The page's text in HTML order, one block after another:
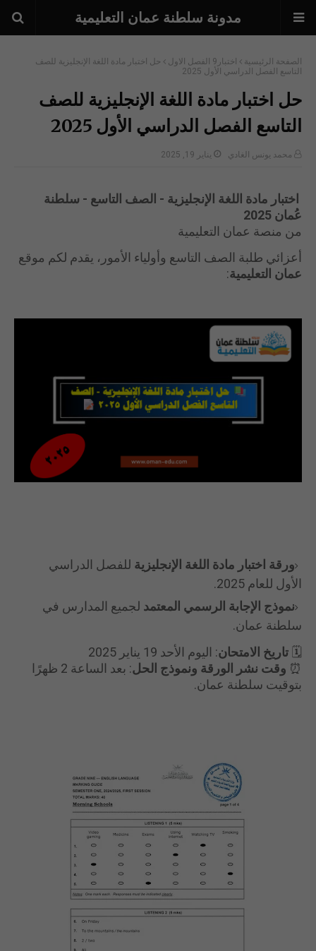
مدونة سلطنة عمان التعليمية
الصفحة الرئيسية اختبار9 الفصل الاول
حل اختبار مادة اللغة الإنجليزية للصف
التاسع الفصل الدراسي الأول 2025
حل اختبار مادة اللغة الإنجليزية للصف
التاسع الفصل الدراسي الأول 2025
محمد يونس الغادي يناير 19, 2025
اختبار مادة اللغة الإنجليزية - الصف التاسع - سلطنة
عُمان 2025
من منصة عمان التعليمية
أعزائي طلبة الصف التاسع وأولياء الأمور، يقدم لكم موقع
عمان التعليمية:
ورقة اختبار مادة اللغة الإنجليزية للفصل الدراسي
الأول للعام 2025.
نموذج الإجابة الرسمي المعتمد لجميع المدارس في
سلطنة عمان.
🗓 تاريخ الامتحان: اليوم الأحد 19 يناير 2025
⏰ وقت نشر الورقة ونموذج الحل
: بعد الساعة 2 ظهرًا
بتوقيت سلطنة عمان.